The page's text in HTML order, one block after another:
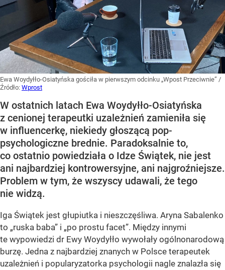
Ewa Woydyłło-Osiatyńska gościła w pierwszym odcinku „Wpost Przeciwnie” /
Źródło: Wprost
W ostatnich latach Ewa Woydyłło-Osiatyńska
z cenionej terapeutki uzależnień zamieniła się
w influencerkę, niekiedy głoszącą pop-
psychologiczne brednie. Paradoksalnie to,
co ostatnio powiedziała o Idze Świątek, nie jest
ani najbardziej kontrowersyjne, ani najgroźniejsze.
Problem w tym, że wszyscy udawali, że tego
nie widzą.
Iga Świątek jest głupiutka i nieszczęśliwa. Aryna Sabalenko
to „ruska baba” i „po prostu facet”. Między innymi
te wypowiedzi dr Ewy Woydyłło wywołały ogólnonarodową
burzę. Jedna z najbardziej znanych w Polsce terapeutek
uzależnień i popularyzatorka psychologii nagle znalazła się